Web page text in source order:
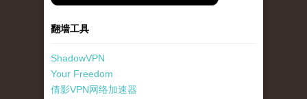
翻墙工具
ShadowVPN
Your Freedom
倩影VPN网络加速器